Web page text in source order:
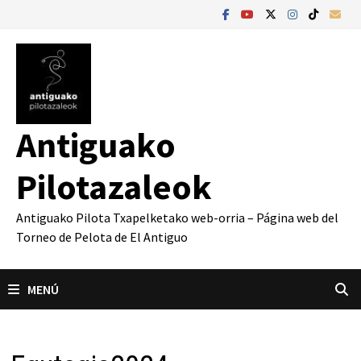
contenido
Antiguako
Pilotazaleok
Antiguako Pilota Txapelketako web-orria – Página web del
Torneo de Pelota de El Antiguo
MENÚ